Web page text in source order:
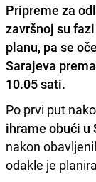
Pripreme za
završnoj su
planu, pa se
Sarajeva
10.05 sati.
Po prvi put
ihrame obući u
nakon
odakle je